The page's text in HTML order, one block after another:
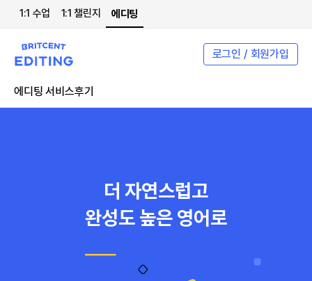
1:1 수업 1:1 챌린지 에디팅
로그인 / 회원가입
에디팅 서비스후기
더 자연스럽고
완성도 높은 영어로